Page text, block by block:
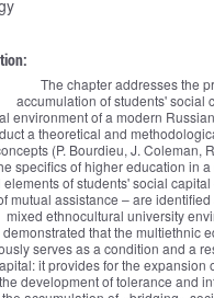
The chapter addresses the
accumulation of students' social
environment of a modern
a theoretical and
(P. Bourdieu, J. Coleman,
specifics of higher education in
elements of students' social
mutual assistance – are
mixed ethnocultural university
demonstrated that the multiethnic
serves as a condition and a
it provides for the expansion
development of tolerance and